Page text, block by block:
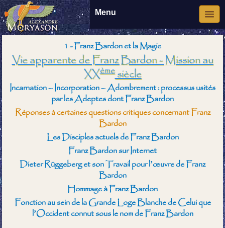
Menu
1 - Franz Bardon et la Magie
Vie apparente de Franz Bardon - Mission au
XXèmesiècle
Incarnation – Incorporation – Adombrement : processus usités
par les Adeptes dont Franz Bardon
Réponses à certaines questions critiques concernant Franz
Bardon
Les Disciples actuels de Franz Bardon
Franz Bardon sur Internet
Dieter Rüggeberg et son Travail pour l’œuvre de Franz
Bardon
Hommage à Franz Bardon
Fonction au sein de la Grande Loge Blanche de Celui que
l’Occident connut sous le nom de Franz Bardon